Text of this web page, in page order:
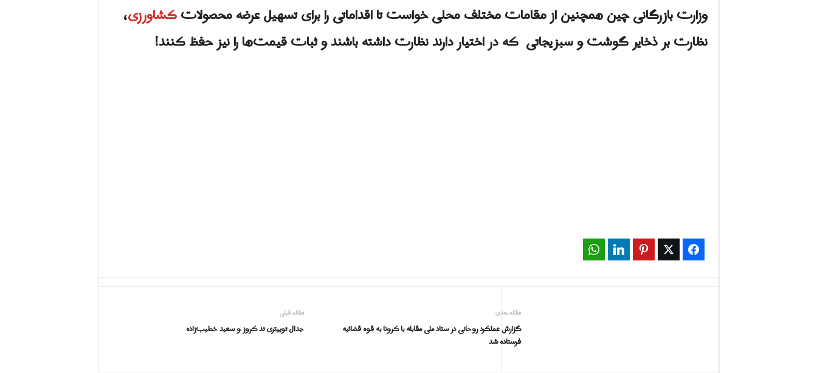
وزارت بازرگانی چین همچنین از مقامات مختلف محلی خواست تا اقداماتی را برای تسهیل عرضه محصولاتکشاورزی،
نظارت بر ذخایر گوشت و سبزیجاتى که در اختیار دارند نظارت داشته باشند و ثبات قیمت‌ها را نیز حفظ کنند!
Facebook
Twitter
Pinterest
LinkedIn
مقاله قبلی
جدال توییتری تد کروز و سعید خطیب‌زاده
مقاله بعدی
گزارش عملکرد روحانی در ستاد ملی مقابله با کرونا به قوه قضائیه
فرستاده شد